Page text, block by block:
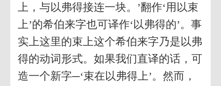
上，与以弗得接连一块。’翻作‘用以束
上’的希伯来字也可译作‘以弗得的’。事
实上这里的束上这个希伯来字乃是以弗
得的动词形式。如果我们直译的话，可
造一个新字─‘束在以弗得上’。然而，